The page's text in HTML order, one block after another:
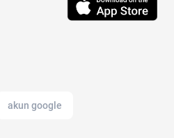
akun google